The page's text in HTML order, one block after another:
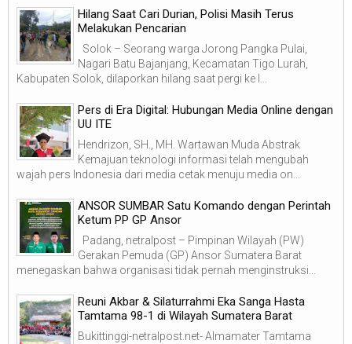
Hilang Saat Cari Durian, Polisi Masih Terus
Melakukan Pencarian
Solok – Seorang warga Jorong Pangka Pulai,
Nagari Batu Bajanjang, Kecamatan Tigo Lurah,
Kabupaten Solok, dilaporkan hilang saat pergi ke l...
Pers di Era Digital: Hubungan Media Online dengan
UU ITE
Hendrizon, SH., MH. Wartawan Muda Abstrak
Kemajuan teknologi informasi telah mengubah
wajah pers Indonesia dari media cetak menuju media on...
ANSOR SUMBAR Satu Komando dengan Perintah
Ketum PP GP Ansor
Padang, netralpost – Pimpinan Wilayah (PW)
Gerakan Pemuda (GP) Ansor Sumatera Barat
menegaskan bahwa organisasi tidak pernah menginstruksi...
Reuni Akbar & Silaturrahmi Eka Sanga Hasta
Tamtama 98-1 di Wilayah Sumatera Barat
Bukittinggi-netralpost.net- Almamater Tamtama